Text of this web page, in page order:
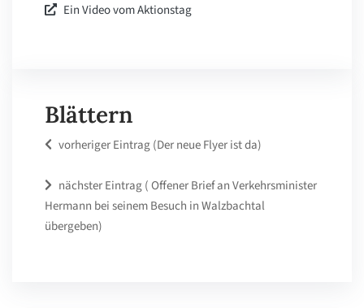
Ein Video vom Aktionstag
Blättern
vorheriger Eintrag (Der neue Flyer ist da)
nächster Eintrag ( Offener Brief an Verkehrsminister
Hermann bei seinem Besuch in Walzbachtal
übergeben)